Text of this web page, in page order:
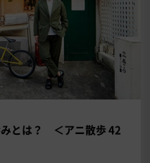
とは？ ＜アニ散歩 42